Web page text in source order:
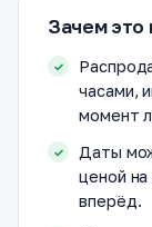
Зачем это
часами,
момент
Даты
ценой на
вперёд.